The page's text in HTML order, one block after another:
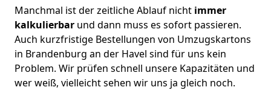
Manchmal ist der zeitliche Ablauf nicht immer
kalkulierbar und dann muss es sofort passieren.
Auch kurzfristige Bestellungen von Umzugskartons
in Brandenburg an der Havel sind für uns kein
Problem. Wir prüfen schnell unsere Kapazitäten und
wer weiß, vielleicht sehen wir uns ja gleich noch.